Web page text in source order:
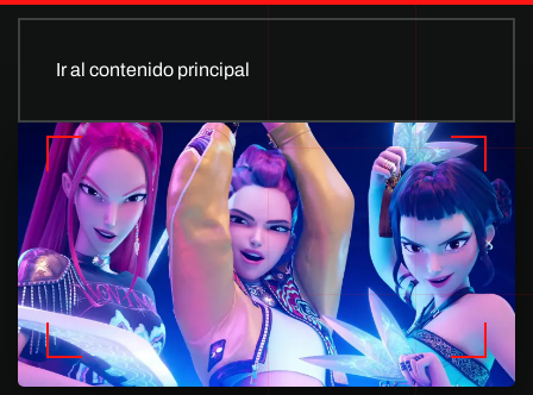
Ir al contenido principal